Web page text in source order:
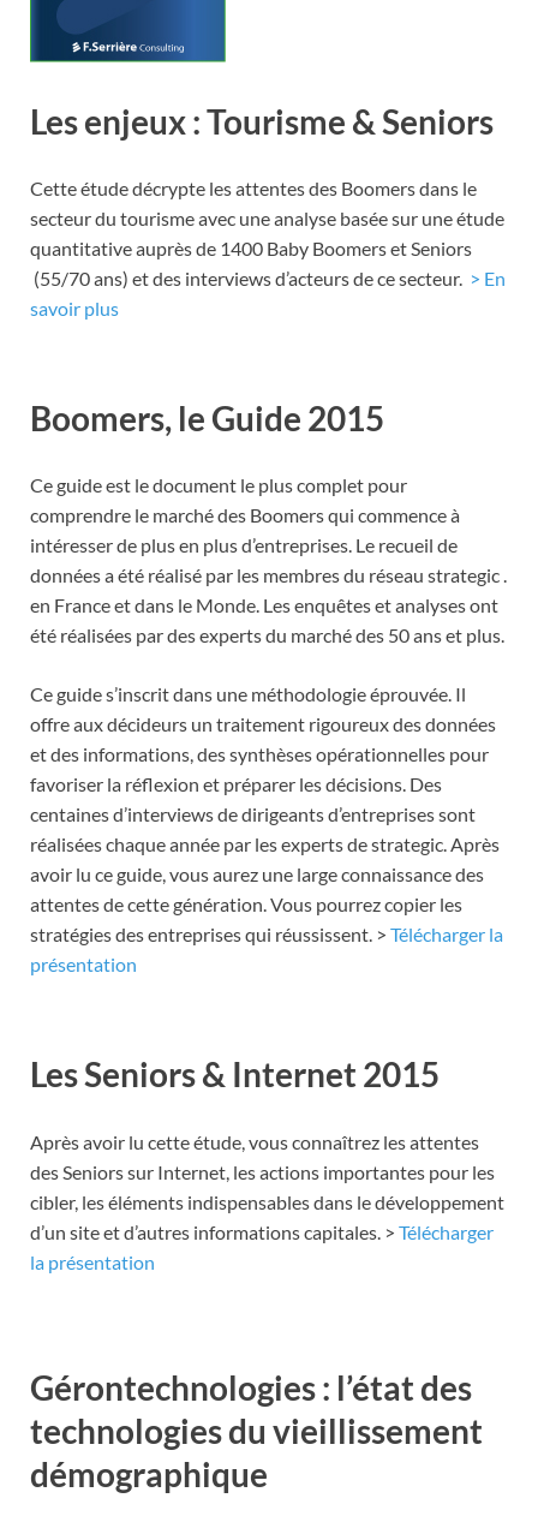
Les enjeux : Tourisme & Seniors
Cette étude décrypte les attentes des Boomers dans le
secteur du tourisme avec une analyse basée sur une étude
quantitative auprès de 1400 Baby Boomers et Seniors
(55/70 ans) et des interviews d’acteurs de ce secteur. > En
savoir plus
Boomers, le Guide 2015
Ce guide est le document le plus complet pour
comprendre le marché des Boomers qui commence à
intéresser de plus en plus d’entreprises. Le recueil de
données a été réalisé par les membres du réseau strategic .
en France et dans le Monde. Les enquêtes et analyses ont
été réalisées par des experts du marché des 50 ans et plus.
Ce guide s’inscrit dans une méthodologie éprouvée. Il
offre aux décideurs un traitement rigoureux des données
et des informations, des synthèses opérationnelles pour
favoriser la réflexion et préparer les décisions. Des
centaines d’interviews de dirigeants d’entreprises sont
réalisées chaque année par les experts de strategic. Après
avoir lu ce guide, vous aurez une large connaissance des
attentes de cette génération. Vous pourrez copier les
stratégies des entreprises qui réussissent. > Télécharger la
présentation
Les Seniors & Internet 2015
Après avoir lu cette étude, vous connaîtrez les attentes
des Seniors sur Internet, les actions importantes pour les
cibler, les éléments indispensables dans le développement
d’un site et d’autres informations capitales. > Télécharger
la présentation
Gérontechnologies : l’état des
technologies du vieillissement
démographique